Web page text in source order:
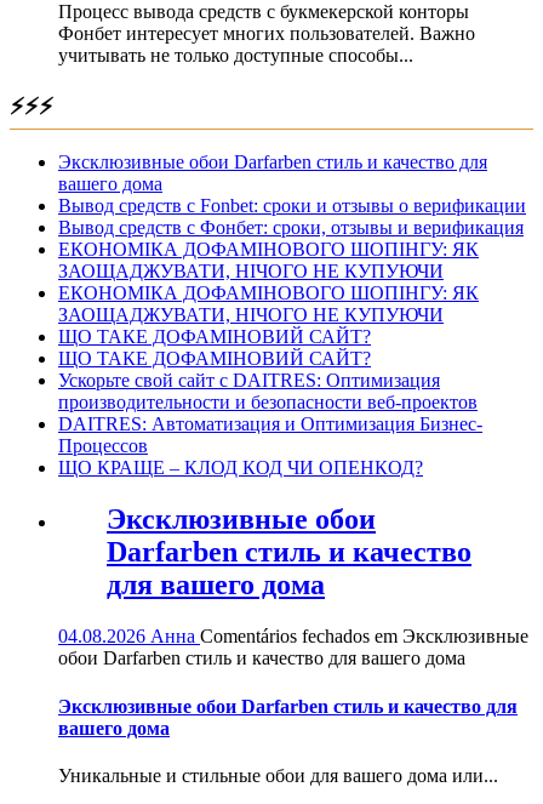
Процесс вывода средств с букмекерской конторы
Фонбет интересует многих пользователей. Важно
учитывать не только доступные способы...
⚡⚡⚡
Эксклюзивные обои Darfarben стиль и качество для
вашего дома
Вывод средств с Fonbet: сроки и отзывы о верификации
Вывод средств с Фонбет: сроки, отзывы и верификация
ЕКОНОМІКА ДОФАМІНОВОГО ШОПІНГУ: ЯК
ЗАОЩАДЖУВАТИ, НІЧОГО НЕ КУПУЮЧИ
ЕКОНОМІКА ДОФАМІНОВОГО ШОПІНГУ: ЯК
ЗАОЩАДЖУВАТИ, НІЧОГО НЕ КУПУЮЧИ
ЩО ТАКЕ ДОФАМІНОВИЙ САЙТ?
ЩО ТАКЕ ДОФАМІНОВИЙ САЙТ?
Ускорьте свой сайт с DAITRES: Оптимизация
производительности и безопасности веб-проектов
DAITRES: Автоматизация и Оптимизация Бизнес-
Процессов
ЩО КРАЩЕ – КЛОД КОД ЧИ ОПЕНКОД?
Эксклюзивные обои
Darfarben стиль и качество
для вашего дома
04.08.2026 Анна Comentários fechados em Эксклюзивные
обои Darfarben стиль и качество для вашего дома
Эксклюзивные обои Darfarben стиль и качество для
вашего дома
Уникальные и стильные обои для вашего дома или...